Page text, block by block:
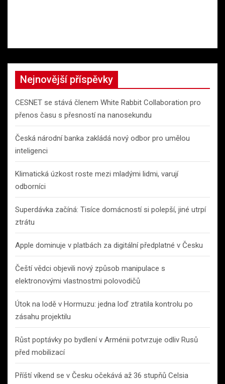
Nejnovější příspěvky
CESNET se stává členem White Rabbit Collaboration pro
přenos času s přesností na nanosekundu
Česká národní banka zakládá nový odbor pro umělou
inteligenci
Klimatická úzkost roste mezi mladými lidmi, varují
odborníci
Superdávka začíná: Tisíce domácností si polepší, jiné utrpí
ztrátu
Apple dominuje v platbách za digitální předplatné v Česku
Čeští vědci objevili nový způsob manipulace s
elektronovými vlastnostmi polovodičů
Útok na lodě v Hormuzu: jedna loď ztratila kontrolu po
zásahu projektilu
Růst poptávky po bydlení v Arménii potvrzuje odliv Rusů
před mobilizací
Příští víkend se v Česku očekává až 36 stupňů Celsia